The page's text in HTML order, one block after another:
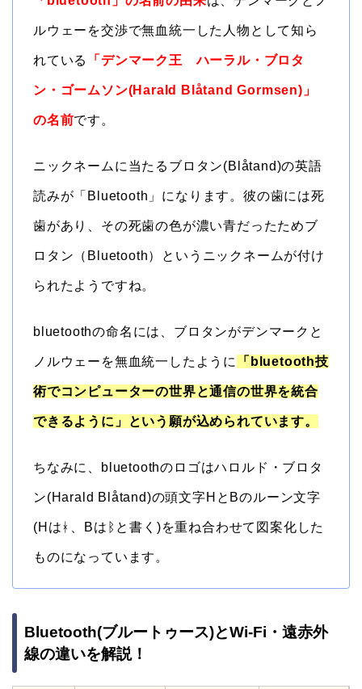
ルウェーを交渉で無血統一した人物として知ら
れている 「デンマーク王 ハーラル・ブロタ
ン・ゴームソン(Harald Blåtand Gormsen)」
の名前です。
ニックネームに当たるブロタン(Blåtand)の英語
読みが「Bluetooth」になります。彼の歯には死
歯があり、その死歯の色が濃い青だったためブ
ロタン（Bluetooth）というニックネームが付け
られたようですね。
bluetoothの命名には、ブロタンがデンマークと
ノルウェーを無血統一したように 「bluetooth技
術でコンピューターの世界と通信の世界を統合
できるように」という願が込められています。
ちなみに、bluetoothのロゴはハロルド・ブロタ
ン(Harald Blåtand)の頭文字HとBのルーン文字
(Hはᚼ、Bはᛒと書く)を重ね合わせて図案化した
ものになっています。
Bluetooth(ブルートゥース)とWi-Fi・遠赤外
線の違いを解説！